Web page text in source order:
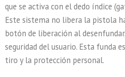
que se activa con el dedo índice
Este sistema no libera la pistola
botón de liberación al
seguridad del usuario. Esta funda
tiro y la protección personal.